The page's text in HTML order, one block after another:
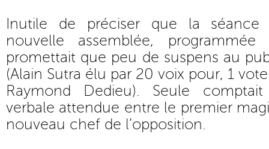
Inutile de préciser que la séance
nouvelle assemblée,
promettait que peu de suspens au
(Alain Sutra élu par 20 voix pour, 1
Raymond Dedieu). Seule
verbale attendue entre le premier
nouveau chef de l’opposition.